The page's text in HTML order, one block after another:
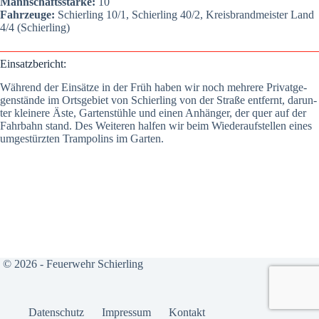
Fahr­zeu­ge: Schier­ling 10/1, Schier­ling 40/2, Kreis­brand­meis­ter Land
4/4 (Schier­ling)
Ein­satz­be­richt:
Wäh­rend der Ein­sät­ze in der Früh haben wir noch meh­re­re Pri­vat­ge­
gen­stän­de im Orts­ge­biet von Schier­ling von der Stra­ße ent­fernt, dar­un­
ter klei­ne­re Äste, Gar­ten­stüh­le und einen Anhän­ger, der quer auf der
Fahr­bahn stand. Des Wei­te­ren hal­fen wir beim Wie­der­auf­stel­len eines
umge­stürz­ten Tram­po­lins im Gar­ten.
© 2026 - Feuerwehr Schierling
Daten­schutz Impres­sum Kon­takt